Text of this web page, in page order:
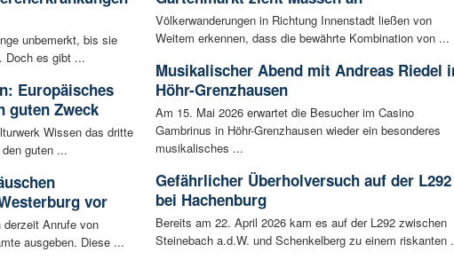
unbemerkt, bis sie
Doch es gibt ...
Europäisches
guten Zweck
Wissen das dritte
guten ...
vor
Anrufe von
ausgeben. Diese ...
Völkerwanderungen in Richtung Innenstadt ließen von
Weitem erkennen, dass die bewährte Kombination von ...
Musikalischer Abend mit Andreas Riedel
Höhr-Grenzhausen
Am 15. Mai 2026 erwartet die Besucher im Casino
Gambrinus in Höhr-Grenzhausen wieder ein besonderes
musikalisches ...
Gefährlicher Überholversuch auf der L292
bei Hachenburg
Bereits am 22. April 2026 kam es auf der L292 zwischen
Steinebach a.d.W. und Schenkelberg zu einem riskanten